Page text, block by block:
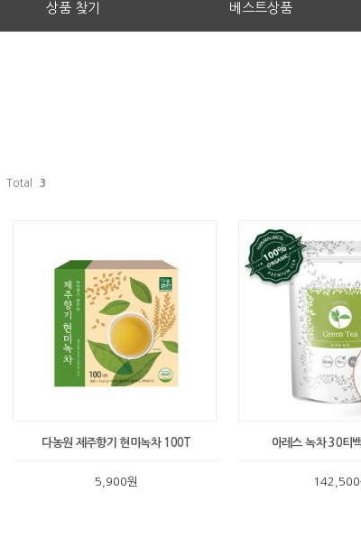
상품 찾기 베스트상품
Total 3
다농원 제주향기 현미녹차 100T
5,900원
아레스 녹차 30티
142,500